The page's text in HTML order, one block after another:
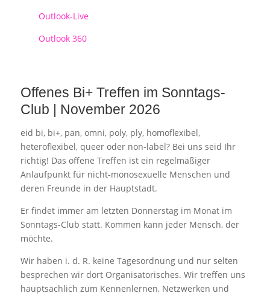
Outlook-Live
Outlook 360
Offenes Bi+ Treffen im Sonntags-
Club | November 2026
eid bi, bi+, pan, omni, poly, ply, homoflexibel,
heteroflexibel, queer oder non-label? Bei uns seid Ihr
richtig! Das offene Treffen ist ein regelmäßiger
Anlaufpunkt für nicht-monosexuelle Menschen und
deren Freunde in der Hauptstadt.
Er findet immer am letzten Donnerstag im Monat im
Sonntags-Club statt. Kommen kann jeder Mensch, der
möchte.
Wir haben i. d. R. keine Tagesordnung und nur selten
besprechen wir dort Organisatorisches. Wir treffen uns
hauptsächlich zum Kennenlernen, Netzwerken und